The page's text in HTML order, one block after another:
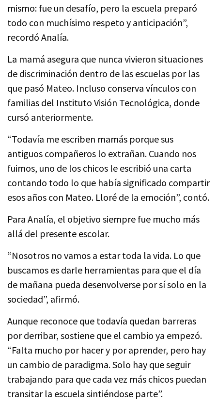
mismo: fue un desafío, pero la escuela preparó
todo con muchísimo respeto y anticipación”,
recordó Analía.
La mamá asegura que nunca vivieron situaciones
de discriminación dentro de las escuelas por las
que pasó Mateo. Incluso conserva vínculos con
familias del Instituto Visión Tecnológica, donde
cursó anteriormente.
“Todavía me escriben mamás porque sus
antiguos compañeros lo extrañan. Cuando nos
fuimos, uno de los chicos le escribió una carta
contando todo lo que había significado compartir
esos años con Mateo. Lloré de la emoción”, contó.
Para Analía, el objetivo siempre fue mucho más
allá del presente escolar.
“Nosotros no vamos a estar toda la vida. Lo que
buscamos es darle herramientas para que el día
de mañana pueda desenvolverse por sí solo en la
sociedad”, afirmó.
Aunque reconoce que todavía quedan barreras
por derribar, sostiene que el cambio ya empezó.
“Falta mucho por hacer y por aprender, pero hay
un cambio de paradigma. Solo hay que seguir
trabajando para que cada vez más chicos puedan
transitar la escuela sintiéndose parte”.